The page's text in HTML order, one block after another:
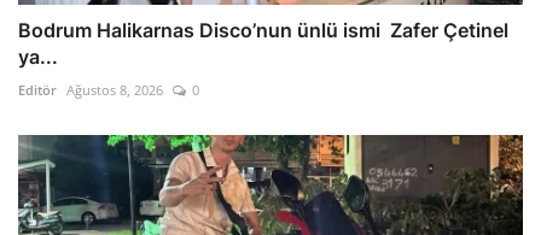
Bodrum Halikarnas Disco’nun ünlü ismi Zafer Çetinel
ya...
Editör Ağustos 8, 2026 0